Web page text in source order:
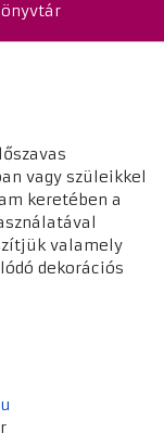
vagy szüleikkel
keretében a
valamely
dekorációs